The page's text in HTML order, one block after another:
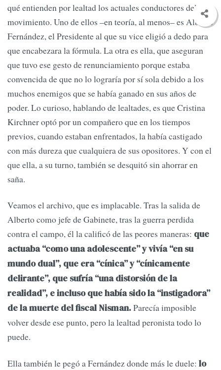
qué entienden por lealtad los actuales conductores del
movimiento. Uno de ellos –en teoría, al menos– es Alberto
Fernández, el Presidente al que su vice eligió a dedo para
que encabezara la fórmula. La otra es ella, que aseguran
que tuvo ese gesto de renunciamiento porque estaba
convencida de que no lo lograría por sí sola debido a los
muchos enemigos que se había ganado en sus años de
poder. Lo curioso, hablando de lealtades, es que Cristina
Kirchner optó por un compañero que en los tiempos
previos, cuando estaban enfrentados, la había castigado
con más dureza que cualquiera de sus opositores. Y con el
que ella, a su turno, también se desquitó sin ahorrar en
saña.
Veamos el archivo, que es implacable. Tras la salida de
Alberto como jefe de Gabinete, tras la guerra perdida
contra el campo, él la calificó de las peores maneras: que
actuaba “como una adolescente” y vivía “en su
mundo dual”, que era “cínica” y “cínicamente
delirante”, que sufría “una distorsión de la
realidad”, e incluso que había sido la “instigadora”
de la muerte del fiscal Nisman.Parecía imposible
volver desde ese punto, pero la lealtad peronista todo lo
puede.
Ella también le pegó a Fernández donde más le duele: lo